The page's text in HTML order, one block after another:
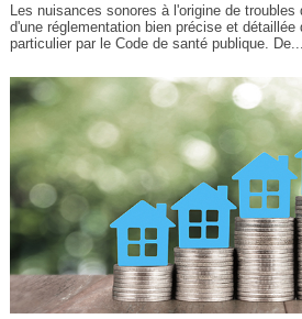
Les nuisances sonores à l'origine de
d'une réglementation bien précise et
particulier par le Code de santé publique. De...